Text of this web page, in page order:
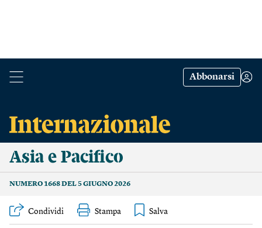
Abbonarsi
Asia e Pacifico
NUMERO 1668 DEL 5 GIUGNO 2026
Condividi Stampa